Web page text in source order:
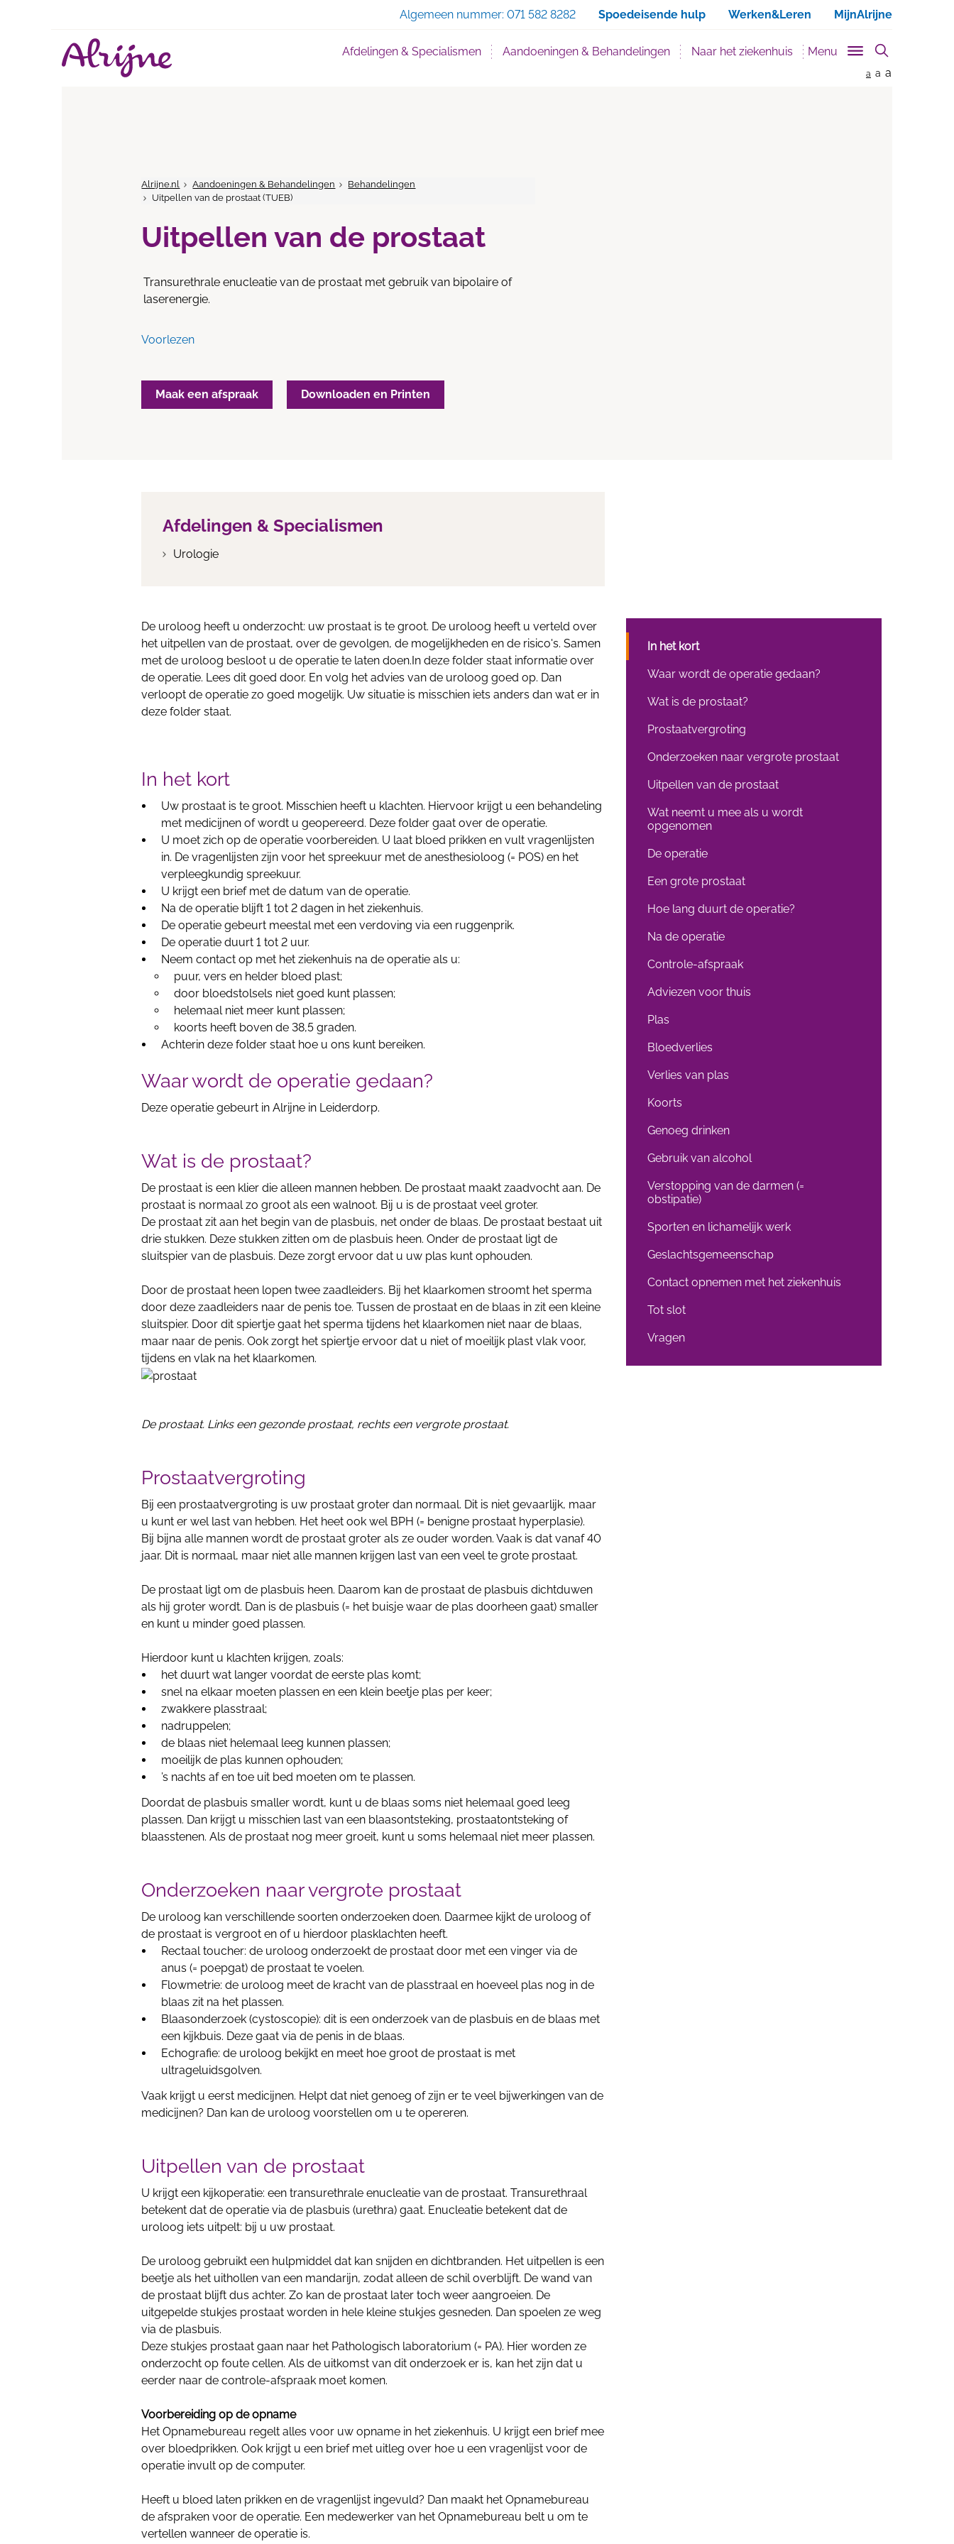
Algemeen nummer: 071 582 8282 Spoedeisende hulp Werken&Leren MijnAlrijne
Afdelingen & Specialismen Aandoeningen & Behandelingen Naar het ziekenhuis Menu
a a a
Alrijne.nl Aandoeningen & Behandelingen
Behandelingen
Uitpellen van de prostaat (TUEB)
Uitpellen van de prostaat
Transurethrale enucleatie van de prostaat met gebruik van bipolaire of
laserenergie.
Voorlezen
Maak een afspraak Downloaden en Printen
Afdelingen & Specialismen
Urologie
De uroloog heeft u onderzocht: uw prostaat is te groot. De uroloog heeft u verteld over
het uitpellen van de prostaat, over de gevolgen, de mogelijkheden en de risico's. Samen
met de uroloog besloot u de operatie te laten doen.In deze folder staat informatie over
de operatie. Lees dit goed door. En volg het advies van de uroloog goed op. Dan
verloopt de operatie zo goed mogelijk. Uw situatie is misschien iets anders dan wat er in
deze folder staat.
In het kort
Uw prostaat is te groot. Misschien heeft u klachten. Hiervoor krijgt u een behandeling
met medicijnen of wordt u geopereerd. Deze folder gaat over de operatie.
U moet zich op de operatie voorbereiden. U laat bloed prikken en vult vragenlijsten
in. De vragenlijsten zijn voor het spreekuur met de anesthesioloog (= POS) en het
verpleegkundig spreekuur.
U krijgt een brief met de datum van de operatie.
Na de operatie blijft 1 tot 2 dagen in het ziekenhuis.
De operatie gebeurt meestal met een verdoving via een ruggenprik.
De operatie duurt 1 tot 2 uur.
Neem contact op met het ziekenhuis na de operatie als u:
puur, vers en helder bloed plast;
door bloedstolsels niet goed kunt plassen;
helemaal niet meer kunt plassen;
koorts heeft boven de 38,5 graden.
Achterin deze folder staat hoe u ons kunt bereiken.
Waar wordt de operatie gedaan?
Deze operatie gebeurt in Alrijne in Leiderdorp.
Wat is de prostaat?
De prostaat is een klier die alleen mannen hebben. De prostaat maakt zaadvocht aan. De
prostaat is normaal zo groot als een walnoot. Bij u is de prostaat veel groter.
De prostaat zit aan het begin van de plasbuis, net onder de blaas. De prostaat bestaat uit
drie stukken. Deze stukken zitten om de plasbuis heen. Onder de prostaat ligt de
sluitspier van de plasbuis. Deze zorgt ervoor dat u uw plas kunt ophouden.
Door de prostaat heen lopen twee zaadleiders. Bij het klaarkomen stroomt het sperma
door deze zaadleiders naar de penis toe. Tussen de prostaat en de blaas in zit een kleine
sluitspier. Door dit spiertje gaat het sperma tijdens het klaarkomen niet naar de blaas,
maar naar de penis. Ook zorgt het spiertje ervoor dat u niet of moeilijk plast vlak voor,
tijdens en vlak na het klaarkomen.
De prostaat. Links een gezonde prostaat, rechts een vergrote prostaat.
Prostaatvergroting
Bij een prostaatvergroting is uw prostaat groter dan normaal. Dit is niet gevaarlijk, maar
u kunt er wel last van hebben. Het heet ook wel BPH (= benigne prostaat hyperplasie).
Bij bijna alle mannen wordt de prostaat groter als ze ouder worden. Vaak is dat vanaf 40
jaar. Dit is normaal, maar niet alle mannen krijgen last van een veel te grote prostaat.
De prostaat ligt om de plasbuis heen. Daarom kan de prostaat de plasbuis dichtduwen
als hij groter wordt. Dan is de plasbuis (= het buisje waar de plas doorheen gaat) smaller
en kunt u minder goed plassen.
Hierdoor kunt u klachten krijgen, zoals:
het duurt wat langer voordat de eerste plas komt;
snel na elkaar moeten plassen en een klein beetje plas per keer;
zwakkere plasstraal;
nadruppelen;
de blaas niet helemaal leeg kunnen plassen;
moeilijk de plas kunnen ophouden;
’s nachts af en toe uit bed moeten om te plassen.
Doordat de plasbuis smaller wordt, kunt u de blaas soms niet helemaal goed leeg
plassen. Dan krijgt u misschien last van een blaasontsteking, prostaatontsteking of
blaasstenen. Als de prostaat nog meer groeit, kunt u soms helemaal niet meer plassen.
Onderzoeken naar vergrote prostaat
De uroloog kan verschillende soorten onderzoeken doen. Daarmee kijkt de uroloog of
de prostaat is vergroot en of u hierdoor plasklachten heeft.
Rectaal toucher: de uroloog onderzoekt de prostaat door met een vinger via de
anus (= poepgat) de prostaat te voelen.
Flowmetrie: de uroloog meet de kracht van de plasstraal en hoeveel plas nog in de
blaas zit na het plassen.
Blaasonderzoek (cystoscopie): dit is een onderzoek van de plasbuis en de blaas met
een kijkbuis. Deze gaat via de penis in de blaas.
Echografie: de uroloog bekijkt en meet hoe groot de prostaat is met
ultrageluidsgolven.
Vaak krijgt u eerst medicijnen. Helpt dat niet genoeg of zijn er te veel bijwerkingen van de
medicijnen? Dan kan de uroloog voorstellen om u te opereren.
Uitpellen van de prostaat
U krijgt een kijkoperatie: een transurethrale enucleatie van de prostaat. Transurethraal
betekent dat de operatie via de plasbuis (urethra) gaat. Enucleatie betekent dat de
uroloog iets uitpelt: bij u uw prostaat.
De uroloog gebruikt een hulpmiddel dat kan snijden en dichtbranden. Het uitpellen is een
beetje als het uithollen van een mandarijn, zodat alleen de schil overblijft. De wand van
de prostaat blijft dus achter. Zo kan de prostaat later toch weer aangroeien. De
uitgepelde stukjes prostaat worden in hele kleine stukjes gesneden. Dan spoelen ze weg
via de plasbuis.
Deze stukjes prostaat gaan naar het Pathologisch laboratorium (= PA). Hier worden ze
onderzocht op foute cellen. Als de uitkomst van dit onderzoek er is, kan het zijn dat u
eerder naar de controle-afspraak moet komen.
Voorbereiding op de opname
Het Opnamebureau regelt alles voor uw opname in het ziekenhuis. U krijgt een brief mee
over bloedprikken. Ook krijgt u een brief met uitleg over hoe u een vragenlijst voor de
operatie invult op de computer.
Heeft u bloed laten prikken en de vragenlijst ingevuld? Dan maakt het Opnamebureau
de afspraken voor de operatie. Een medewerker van het Opnamebureau belt u om te
vertellen wanneer de operatie is.
In het kort
Waar wordt de operatie gedaan?
Wat is de prostaat?
Prostaatvergroting
Onderzoeken naar vergrote prostaat
Uitpellen van de prostaat
Wat neemt u mee als u wordt
opgenomen
De operatie
Een grote prostaat
Hoe lang duurt de operatie?
Na de operatie
Controle-afspraak
Adviezen voor thuis
Plas
Bloedverlies
Verlies van plas
Koorts
Genoeg drinken
Gebruik van alcohol
Verstopping van de darmen (=
obstipatie)
Sporten en lichamelijk werk
Geslachtsgemeenschap
Contact opnemen met het ziekenhuis
Tot slot
Vragen